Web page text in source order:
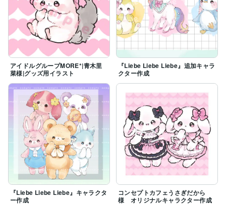
アイドルグループMORE*|青木里
菜様|グッズ用イラスト
『Liebe Liebe Liebe』追加キャラ
クター作成
『Liebe Liebe Liebe』キャラクタ
ー作成
コンセプトカフェうさぎだから
様 オリジナルキャラクター作成